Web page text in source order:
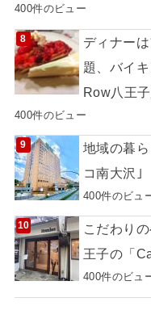
400件のビュー
ディナー
題、バイ
Row八王子
400件のビュー
地域の暮
コ南大沢｣
400件のビュ
こだわり
王子の「
400件のビュ